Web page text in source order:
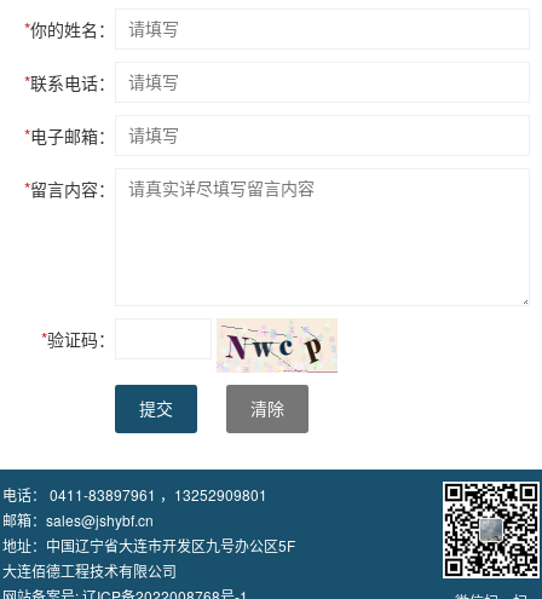
*你的姓名：
*联系电话：
*电子邮箱：
*留言内容：
*验证码：
提交 清除
电话： 0411-83897961 ，13252909801
邮箱：sales@jshybf.cn
地址：中国辽宁省大连市开发区九号办公区5F
大连佰德工程技术有限公司